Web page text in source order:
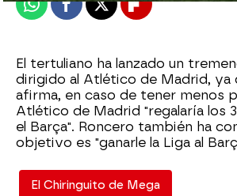
WhatsappFacebook
X Flipboard
El tertuliano ha lanzado un
dirigido al Atlético de Madrid, ya
afirma, en caso de tener menos
Atlético de Madrid "regalaría los
el Barça". Roncero también ha
objetivo es "ganarle la Liga al
El Chiringuito de Mega